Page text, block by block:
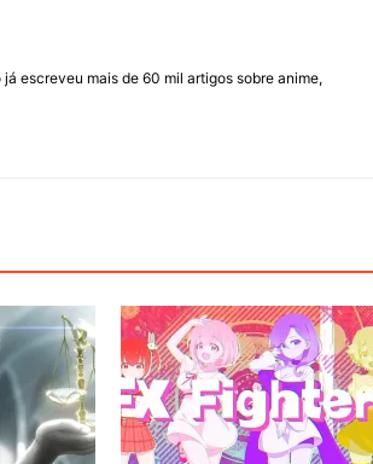
escreveu mais de 60 mil artigos sobre anime,